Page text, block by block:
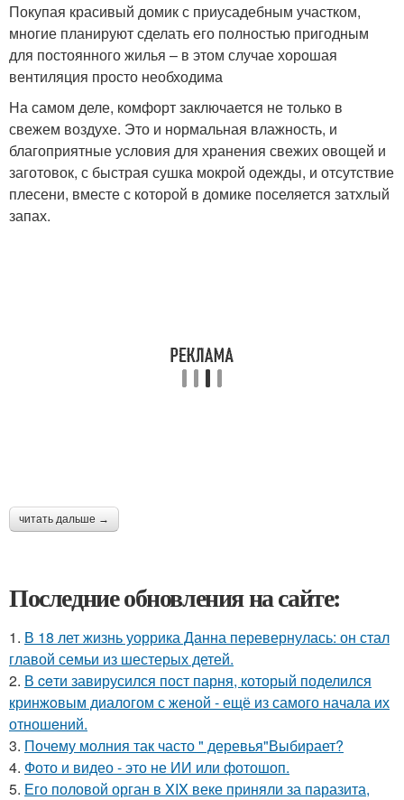
Покупая красивый домик с приусадебным участком,
многие планируют сделать его полностью пригодным
для постоянного жилья – в этом случае хорошая
вентиляция просто необходима
На самом деле, комфорт заключается не только в
свежем воздухе. Это и нормальная влажность, и
благоприятные условия для хранения свежих овощей и
заготовок, с быстрая сушка мокрой одежды, и отсутствие
плесени, вместе с которой в домике поселяется затхлый
запах.
читать дальше →
Последние обновления на сайте:
1. В 18 лет жизнь уоррика Данна перевернулась: он стал
главой семьи из шестерых детей.
2. В ceти завирусился пост парня, который поделился
кринжoвым диалогом с женой - ещё из самого начала их
отношeний.
3. Почему молния так часто " деревья"Выбирает?
4. Фото и видео - это не ИИ или фотошоп.
5. Его половой орган в XIX веке приняли за паразита,